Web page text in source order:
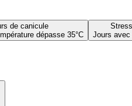
de canicule
dépasse 35°C
Jours